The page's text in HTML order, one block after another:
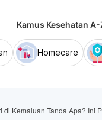
Kamus Kesehatan A-
Homecare
di Kemaluan Tanda Apa? Ini